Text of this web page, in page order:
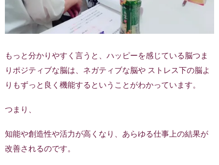
もっと分かりやすく言うと、ハッピーを感じている脳つま
りポジティブな脳は、ネガティブな脳や ストレス下の脳よ
りもずっと良く機能するということがわかっています。
つまり、
知能や創造性や活力が高くなり、あらゆる仕事上の結果が
改善されるのです。